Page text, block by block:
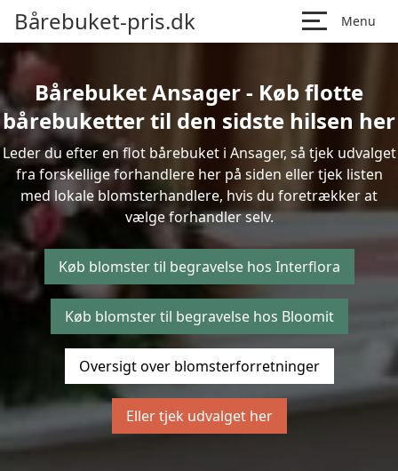
Bårebuket-pris.dk Menu
Bårebuket Ansager - Køb flotte
bårebuketter til den sidste hilsen her
Leder du efter en flot bårebuket i Ansager, så tjek udvalget
fra forskellige forhandlere her på siden eller tjek listen
med lokale blomsterhandlere, hvis du foretrækker at
vælge forhandler selv.
Køb blomster til begravelse hos Interflora
Køb blomster til begravelse hos Bloomit
Oversigt over blomsterforretninger
Eller tjek udvalget her